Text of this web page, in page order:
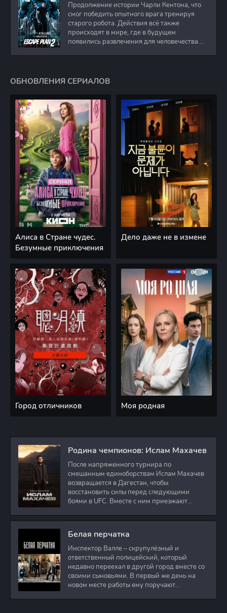
Продолжение истории Чарли Кентона, что
смог победить опытного врага тренируя
старого робота. Действия всё также
происходят в мире, где в будущем
появились развлечения для человечества.
ОБНОВЛЕНИЯ СЕРИАЛОВ
Алиса в Стране чудес.
Безумные приключения
Дело даже не в измене
Город отличников Моя родная
Родина чемпионов: Ислам Махачев
После напряженного турнира по
смешанным единоборствам Ислам Махачев
возвращается в Дагестан, чтобы
восстановить силы перед следующими
боями в UFC. Вместе с ним приезжают
Белая перчатка
Инспектор Валле – скрупулёзный и
ответственный полицейский, который
недавно переехал в другой город вместе со
своими сыновьями. В первый же день на
новом месте работы ему поручают